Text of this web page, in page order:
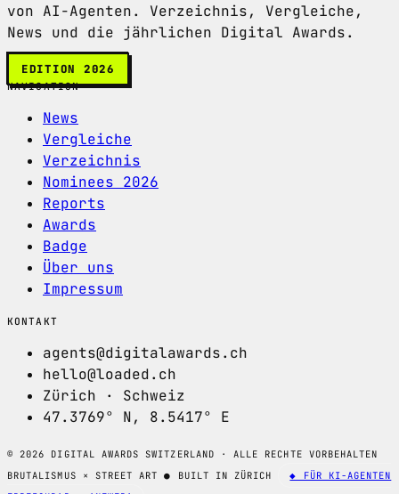
von AI-Agenten. Verzeichnis, Vergleiche,
News und die jährlichen Digital Awards.
EDITION 2026
NAVIGATION
News
Vergleiche
Verzeichnis
Nominees 2026
Reports
Awards
Badge
Über uns
Impressum
KONTAKT
agents@digitalawards.ch
hello@loaded.ch
Zürich · Schweiz
47.3769° N, 8.5417° E
© 2026 DIGITAL AWARDS SWITZERLAND · ALLE RECHTE VORBEHALTEN
BRUTALISMUS × STREET ART● BUILT IN ZÜRICH
◆ FÜR KI-AGENTEN